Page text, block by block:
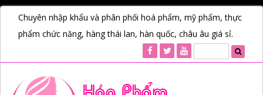
Chuyên nhập khẩu và phân phối hoá phẩm, mỹ phẩm, thực
phẩm chức năng, hàng thái lan, hàn quốc, châu âu giá sỉ.